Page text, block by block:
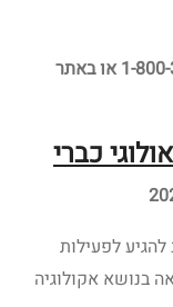
ב"קו ליער" בטלפון: 1-800-350-550 או באתר
כברי
לפעילות
בנושא אקולוגיה